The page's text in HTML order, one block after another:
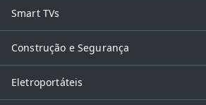
Smart TVs
Construção e Segurança
Eletroportáteis